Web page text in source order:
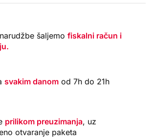
šaljemo fiskalni račun i
svakim danom od 7h do 21h
prilikom preuzimanja, uz
otvaranje paketa